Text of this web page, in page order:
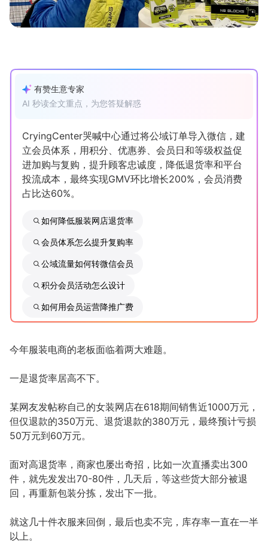
智库 产品场景库
品牌消费观 行业报告
新零售资讯
培训课程
私域课程
增长俱乐部
增长俱乐部 有赞商盟
合作共进
认证服务商 设计服务商
有赞云
有赞生意专家
AI 秒读全文重点，为您答疑解惑
CryingCenter哭喊中心通过将公域订单导入微信，建
立会员体系，用积分、优惠券、会员日和等级权益促
进加购与复购，提升顾客忠诚度，降低退货率和平台
投流成本，最终实现GMV环比增长200%，会员消费
占比达60%。
如何降低服装网店退货率
会员体系怎么提升复购率
公域流量如何转微信会员
积分会员活动怎么设计
如何用会员运营降推广费
今年服装电商的老板面临着两大难题。
一是退货率居高不下。
某网友发帖称自己的女装网店在618期间销售近1000万元，
但仅退款的350万元、退货退款的380万元，最终预计亏损
50万元到60万元。
面对高退货率，商家也屡出奇招，比如一次直播卖出300
件，就先发发出70-80件，几天后，等这些货大部分被退
回，再重新包装分拣，发出下一批。
就这几十件衣服来回倒，最后也卖不完，库存率一直在一半
以上。